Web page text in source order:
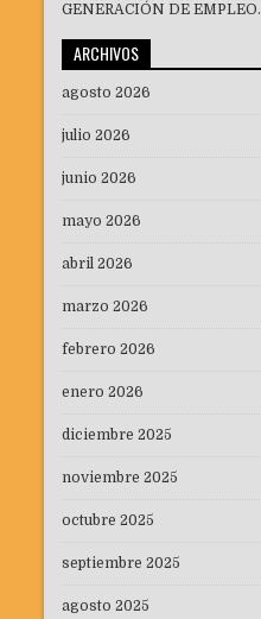
GENERACIÓN DE EMPLEO.
ARCHIVOS
agosto 2026
julio 2026
junio 2026
mayo 2026
abril 2026
marzo 2026
febrero 2026
enero 2026
diciembre 2025
noviembre 2025
octubre 2025
septiembre 2025
agosto 2025